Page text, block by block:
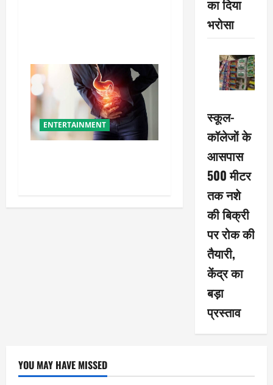
ENTERTAINMENT
का दिया
भरोसा
स्कूल-
कॉलेजों के
आसपास
500 मीटर
तक नशे
की बिक्री
पर रोक की
तैयारी,
केंद्र का
बड़ा
प्रस्ताव
YOU MAY HAVE MISSED